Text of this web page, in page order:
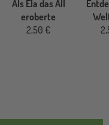
Als Ela das All
eroberte
2,50 €